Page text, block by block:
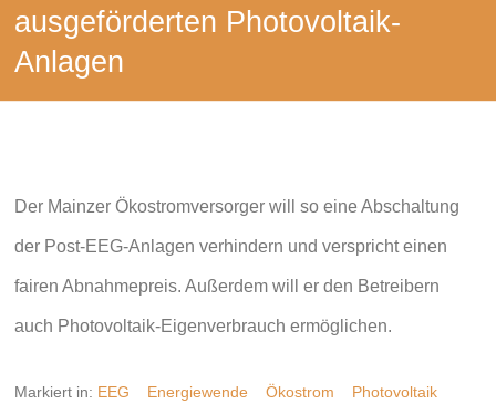
ausgeförderten Photovoltaik-
Anlagen
Der Mainzer Ökostromversorger will so eine Abschaltung
der Post-EEG-Anlagen verhindern und verspricht einen
fairen Abnahmepreis. Außerdem will er den Betreibern
auch Photovoltaik-Eigenverbrauch ermöglichen.
Markiert in: EEG Energiewende Ökostrom Photovoltaik